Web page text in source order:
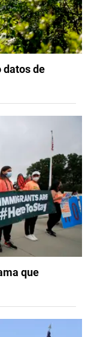
datos de
que